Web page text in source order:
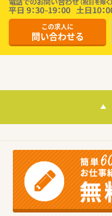
この求人に
問い合わせる